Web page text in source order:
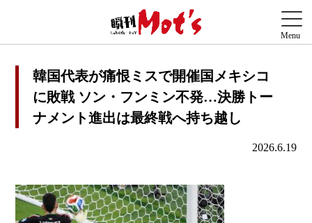
韓国代表が痛恨ミスで開催国メキシコ
に敗戦 ソン・フンミン不発…決勝トー
ナメント進出は最終戦へ持ち越し
2026.6.19